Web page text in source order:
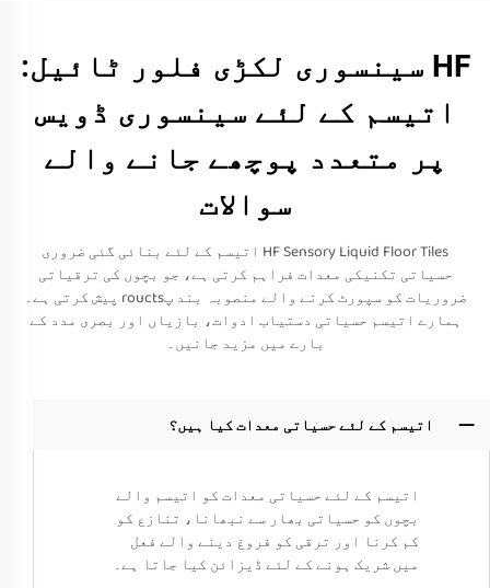
HF سینسوری لکڑی فلور ٹائیل:
اتیسم کے لئے سینسوری ڈویس
پر متعدد پوچھے جانے والے
سوالات
HF Sensory Liquid Floor Tiles اتیسم کے لئے بنائی گئی ضروری
حسیاتی تکنیکی معدات فراہم کرتی ہے، جو بچوں کی ترقیاتی
ضروریات کو سپورٹ کرنے والے منصوبہ بند پroucts پیش کرتی ہے۔
ہمارے اتیسم حسیاتی دستیاب ادوات، بازیاں اور بصری مدد کے
بارے میں مزید جانیں۔
اتیسم کے لئے حسیاتی معدات کیا ہیں؟
اتیسم کے لئے حسیاتی معدات کو اتیسم والے
بچوں کو حسیاتی بھار سے نبھانا، تنازع کو
کم کرنا اور ترقی کو فروغ دینے والے فعل
میں شریک ہونے کے لئے ڈیزائن کیا جاتا ہے۔